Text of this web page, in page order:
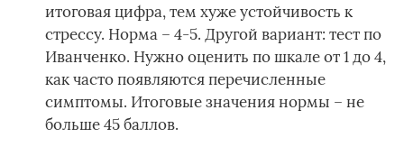
итоговая цифра, тем хуже устойчивость к
стрессу. Норма – 4-5. Другой вариант: тест по
Иванченко. Нужно оценить по шкале от 1 до 4,
как часто появляются перечисленные
симптомы. Итоговые значения нормы – не
больше 45 баллов.